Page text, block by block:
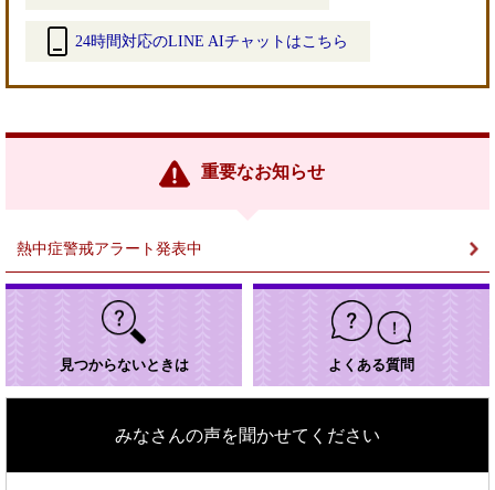
24時間対応のLINE AIチャットはこちら
リ
重要なお知らせ
熱中症警戒アラート発表中
見つからないときは よくある質問
みなさんの声を聞かせてください